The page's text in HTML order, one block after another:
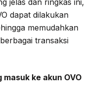
jelas dan ringkas ini,
dapat dilakukan
memudahkan
transaksi
ke akun OVO